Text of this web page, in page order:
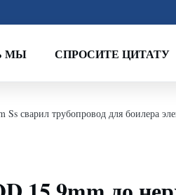
МЫ СПРОСИТЕ ЦИТАТУ
сварил трубопровод для боилера